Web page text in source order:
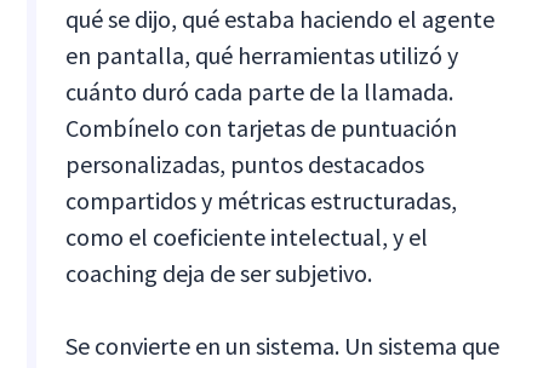
qué se dijo, qué estaba haciendo el agente
en pantalla, qué herramientas utilizó y
cuánto duró cada parte de la llamada.
Combínelo con tarjetas de puntuación
personalizadas, puntos destacados
compartidos y métricas estructuradas,
como el coeficiente intelectual, y el
coaching deja de ser subjetivo.
Se convierte en un sistema. Un sistema que